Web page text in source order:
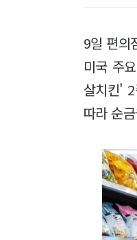
9일 편의
미국 주
살치킨'
따라 순